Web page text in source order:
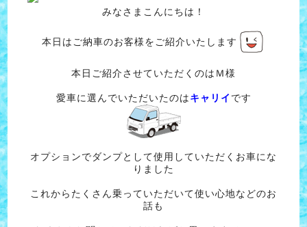
みなさまこんにちは！
本日はご納車のお客様をご紹介いたします
本日ご紹介させていただくのはＭ様
愛車に選んでいただいたのはキャリイ です
オプションでダンプとして使用していただくお車にな
りました
これからたくさん乗っていただいて使い心地などのお
話も